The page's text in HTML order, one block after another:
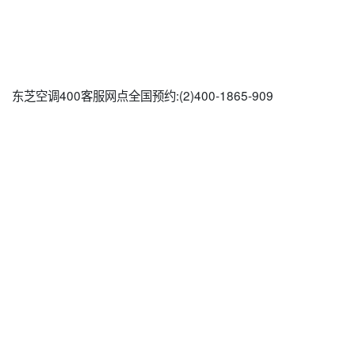
东芝空调400客服网点全国预约:(2)400-1865-909